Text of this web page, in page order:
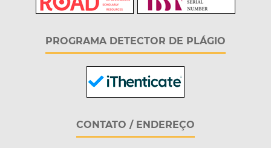
PROGRAMA DETECTOR DE PLÁGIO
CONTATO / ENDEREÇO